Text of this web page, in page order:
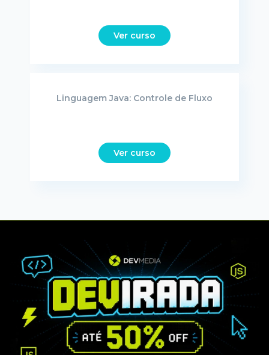
Ver curso
Linguagem Java: Controle de Fluxo
Ver curso